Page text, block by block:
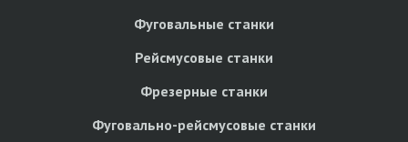
Фуговальные станки
Рейсмусовые станки
Фрезерные станки
Фуговально-рейсмусовые станки